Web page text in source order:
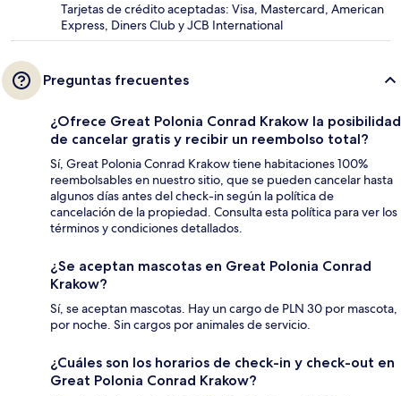
Tarjetas de crédito aceptadas: Visa, Mastercard, American
Express, Diners Club y JCB International
Preguntas frecuentes
¿Ofrece Great Polonia Conrad Krakow la posibilidad
de cancelar gratis y recibir un reembolso total?
Sí, Great Polonia Conrad Krakow tiene habitaciones 100%
reembolsables en nuestro sitio, que se pueden cancelar hasta
algunos días antes del check-in según la política de
cancelación de la propiedad. Consulta esta política para ver los
términos y condiciones detallados.
¿Se aceptan mascotas en Great Polonia Conrad
Krakow?
Sí, se aceptan mascotas. Hay un cargo de PLN 30 por mascota,
por noche. Sin cargos por animales de servicio.
¿Cuáles son los horarios de check-in y check-out en
Great Polonia Conrad Krakow?